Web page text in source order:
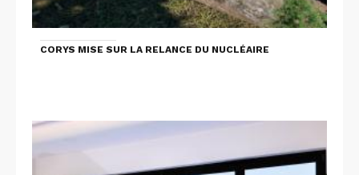
CORYS MISE SUR LA RELANCE DU NUCLÉAIRE